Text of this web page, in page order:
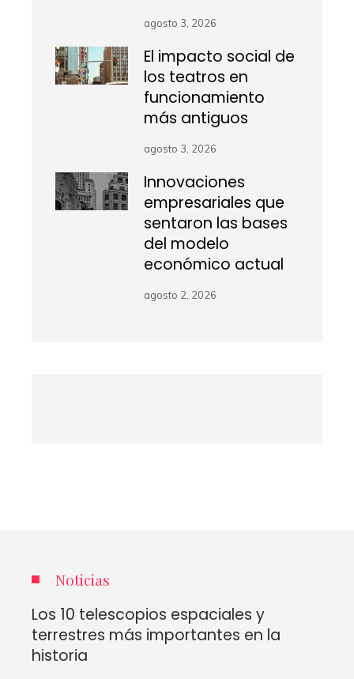
agosto 3, 2026
El impacto social de
los teatros en
funcionamiento
más antiguos
agosto 3, 2026
Innovaciones
empresariales que
sentaron las bases
del modelo
económico actual
agosto 2, 2026
Noticias
Los 10 telescopios espaciales y
terrestres más importantes en la
historia